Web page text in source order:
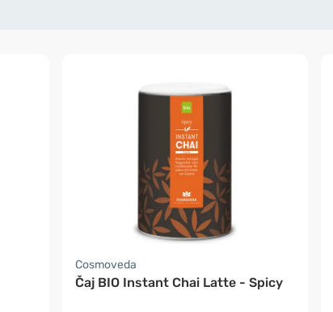
Cosmoveda
Čaj BIO Instant Chai Latte - Spicy